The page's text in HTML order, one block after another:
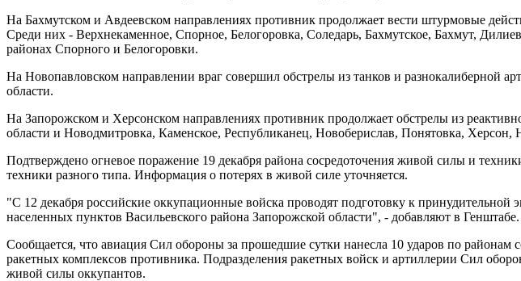
На Бахмутском и Авдеевском направлениях противник продолжает вести штурмовые
Среди них - Верхнекаменное, Спорное, Белогоровка, Соледарь, Бахмутское, Бахмут,
районах Спорного и Белогоровки.
На Новопавловском направлении враг совершил обстрелы из танков и разнокалиберной
области.
На Запорожском и Херсонском направлениях противник продолжает обстрелы из
области и Новодмитровка, Каменское, Республиканец, Новоберислав, Понятовка, Херсон,
Подтверждено огневое поражение 19 декабря района сосредоточения живой силы и
техники разного типа. Информация о потерях в живой силе уточняется.
"С 12 декабря российские оккупационные войска проводят подготовку к
населенных пунктов Васильевского района Запорожской области", - добавляют в Генштабе.
Сообщается, что авиация Сил обороны за прошедшие сутки нанесла 10 ударов по
ракетных комплексов противника. Подразделения ракетных войск и артиллерии Сил
живой силы оккупантов.